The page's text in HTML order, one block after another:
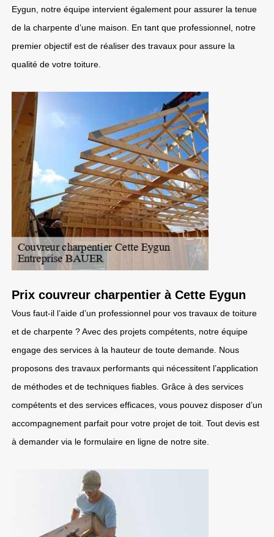
Eygun, notre équipe intervient également pour assurer la tenue
de la charpente d’une maison. En tant que professionnel, notre
premier objectif est de réaliser des travaux pour assure la
qualité de votre toiture.
Prix couvreur charpentier à Cette Eygun
Vous faut-il l’aide d’un professionnel pour vos travaux de toiture
et de charpente ? Avec des projets compétents, notre équipe
engage des services à la hauteur de toute demande. Nous
proposons des travaux performants qui nécessitent l’application
de méthodes et de techniques fiables. Grâce à des services
compétents et des services efficaces, vous pouvez disposer d’un
accompagnement parfait pour votre projet de toit. Tout devis est
à demander via le formulaire en ligne de notre site.